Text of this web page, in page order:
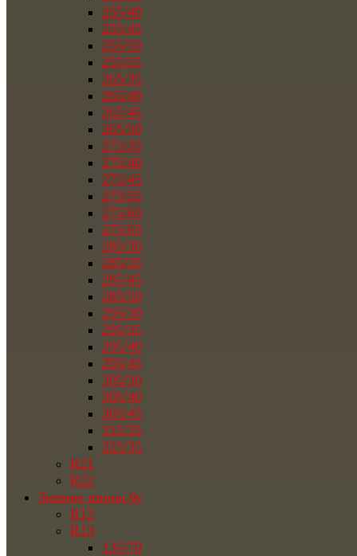
255/40
255/45
255/50
255/55
265/35
265/40
265/45
265/50
275/35
275/40
275/45
275/55
275/60
275/65
285/30
285/35
285/45
285/50
295/30
295/35
295/40
295/45
305/30
305/40
305/45
315/35
325/35
R21
R22
Зимние шины бу
R12
R13
135/70